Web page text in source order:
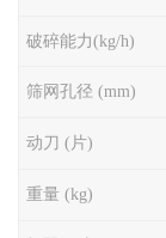
破碎能力(kg/h)
筛网孔径 (mm)
动刀 (片)
重量 (kg)